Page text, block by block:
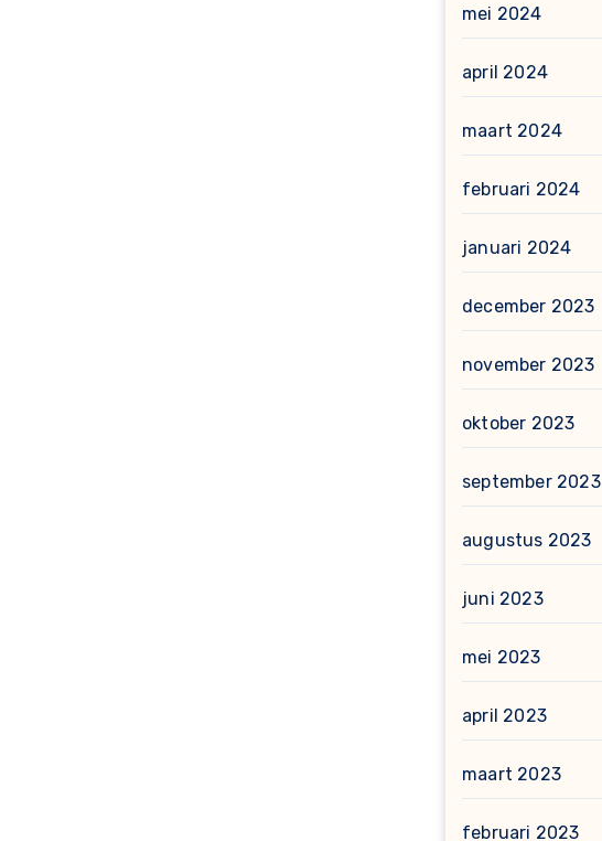
mei 2024
april 2024
maart 2024
februari 2024
januari 2024
december 2023
november 2023
oktober 2023
september 2023
augustus 2023
juni 2023
mei 2023
april 2023
maart 2023
februari 2023